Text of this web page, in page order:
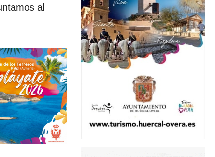
al